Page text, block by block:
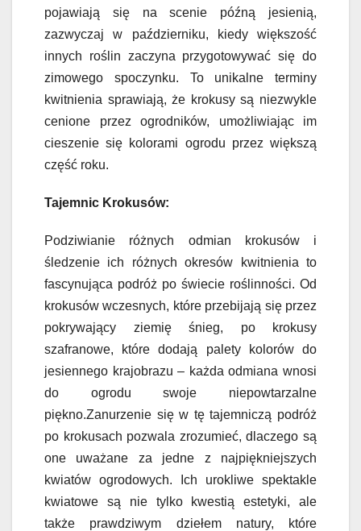
pojawiają się na scenie późną jesienią,
zazwyczaj w październiku, kiedy większość
innych roślin zaczyna przygotowywać się do
zimowego spoczynku. To unikalne terminy
kwitnienia sprawiają, że krokusy są niezwykle
cenione przez ogrodników, umożliwiając im
cieszenie się kolorami ogrodu przez większą
część roku.
Tajemnic Krokusów:
Podziwianie różnych odmian krokusów i
śledzenie ich różnych okresów kwitnienia to
fascynująca podróż po świecie roślinności. Od
krokusów wczesnych, które przebijają się przez
pokrywający ziemię śnieg, po krokusy
szafranowe, które dodają palety kolorów do
jesiennego krajobrazu – każda odmiana wnosi
do ogrodu swoje niepowtarzalne
piękno.Zanurzenie się w tę tajemniczą podróż
po krokusach pozwala zrozumieć, dlaczego są
one uważane za jedne z najpiękniejszych
kwiatów ogrodowych. Ich urokliwe spektakle
kwiatowe są nie tylko kwestią estetyki, ale
także prawdziwym dziełem natury, które